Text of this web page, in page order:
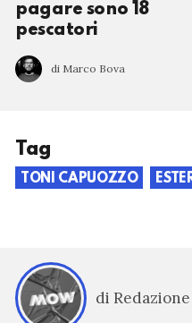
pagare sono 18
pescatori
di Marco Bova
Tag
TONI CAPUOZZO
di